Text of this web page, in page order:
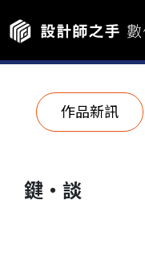
作品新訊
鍵‧談